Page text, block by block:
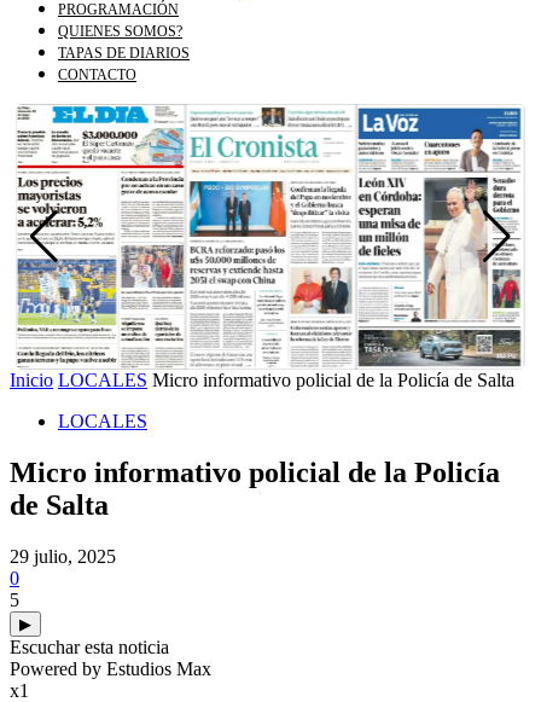
PROGRAMACIÓN
QUIENES SOMOS?
TAPAS DE DIARIOS
CONTACTO
Inicio LOCALES Micro informativo policial de la Policía de Salta
LOCALES
Micro informativo policial de la Policía
de Salta
29 julio, 2025
0
5
▶
Escuchar esta noticia
Powered by Estudios Max
x1